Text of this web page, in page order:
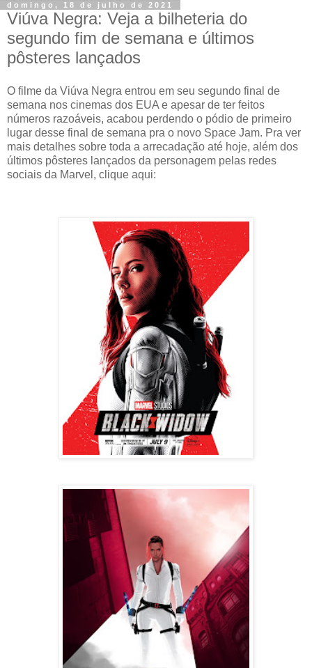
domingo, 18 de julho de 2021
Viúva Negra: Veja a bilheteria do
segundo fim de semana e últimos
pôsteres lançados
O filme da Viúva Negra entrou em seu segundo final de
semana nos cinemas dos EUA e apesar de ter feitos
números razoáveis, acabou perdendo o pódio de primeiro
lugar desse final de semana pra o novo Space Jam. Pra ver
mais detalhes sobre toda a arrecadação até hoje, além dos
últimos pôsteres lançados da personagem pelas redes
sociais da Marvel, clique aqui: